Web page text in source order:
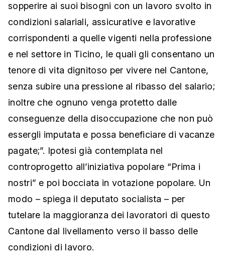
sopperire ai suoi bisogni con un lavoro svolto in
condizioni salariali, assicurative e lavorative
corrispondenti a quelle vigenti nella professione
e nel settore in Ticino, le quali gli consentano un
tenore di vita dignitoso per vivere nel Cantone,
senza subire una pressione al ribasso del salario;
inoltre che ognuno venga protetto dalle
conseguenze della disoccupazione che non può
essergli imputata e possa beneficiare di vacanze
pagate;”. Ipotesi già contemplata nel
controprogetto all’iniziativa popolare “Prima i
nostri” e poi bocciata in votazione popolare. Un
modo – spiega il deputato socialista – per
tutelare la maggioranza dei lavoratori di questo
Cantone dal livellamento verso il basso delle
condizioni di lavoro.